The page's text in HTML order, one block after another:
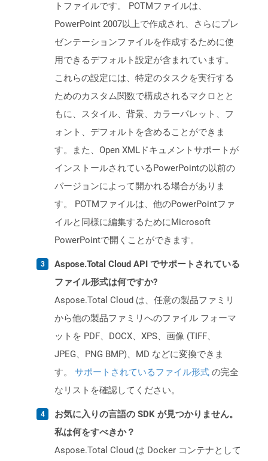
トファイルです。 POTMファイルは、
PowerPoint 2007以上で作成され、さらにプレ
ゼンテーションファイルを作成するために使
用できるデフォルト設定が含まれています。
これらの設定には、特定のタスクを実行する
ためのカスタム関数で構成されるマクロとと
もに、スタイル、背景、カラーパレット、フ
ォント、デフォルトを含めることができま
す。また、Open XMLドキュメントサポートが
インストールされているPowerPointの以前の
バージョンによって開かれる場合がありま
す。 POTMファイルは、他のPowerPointファ
イルと同様に編集するためにMicrosoft
PowerPointで開くことができます。
Aspose.Total Cloud API でサポートされている
ファイル形式は何ですか?
Aspose.Total Cloud は、任意の製品ファミリ
から他の製品ファミリへのファイル フォーマ
ットを PDF、DOCX、XPS、画像 (TIFF、
JPEG、PNG BMP)、MD などに変換できま
す。 サポートされているファイル形式 の完全
なリストを確認してください。
お気に入りの言語の SDK が見つかりません。
私は何をすべきか？
Aspose.Total Cloud は Docker コンテナとして